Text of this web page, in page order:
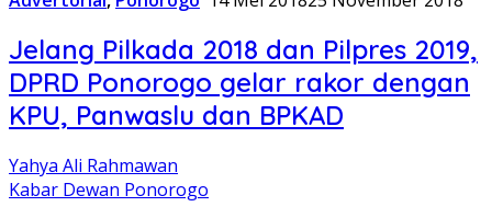
Jelang Pilkada 2018 dan Pilpres 2019,
DPRD Ponorogo gelar rakor dengan
KPU, Panwaslu dan BPKAD
Yahya Ali Rahmawan
Kabar Dewan Ponorogo